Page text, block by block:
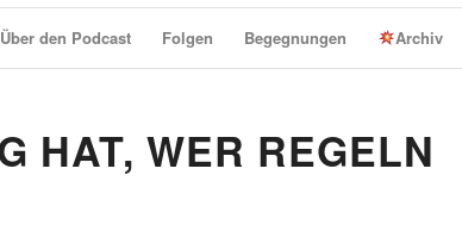
Über den Podcast Folgen Begegnungen Archiv
HAT, WER REGELN